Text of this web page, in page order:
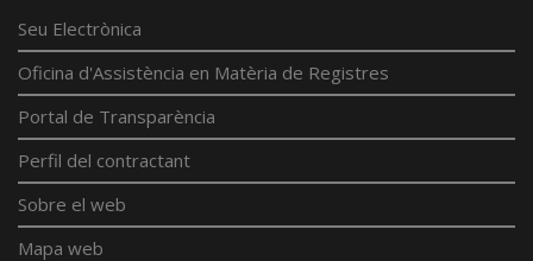
Seu Electrònica
Oficina d'Assistència en Matèria de Registres
Portal de Transparència
Perfil del contractant
Sobre el web
Mapa web